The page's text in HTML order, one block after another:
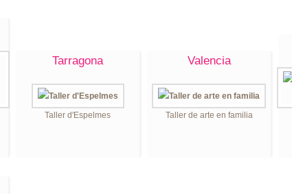
Tarragona
Taller d'Espelmes
Valencia
Taller de arte en familia